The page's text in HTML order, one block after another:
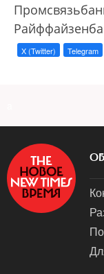
X (Twitter) Telegram